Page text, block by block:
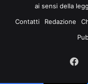
ai sensi della
Contatti
Redazione